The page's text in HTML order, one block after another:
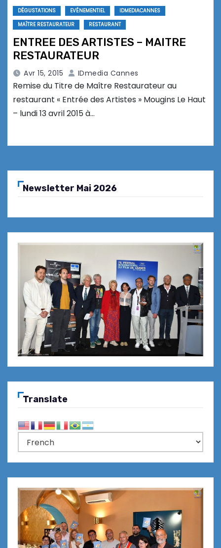
DÉGUSTATIONS EVÉNEMENTIEL
IDMEDIACANNES
MAÎTRE RESTAURATEUR
RESTAURANT
ENTREE DES ARTISTES – MAITRE
RESTAURATEUR
Avr 15, 2015 IDmedia Cannes
Remise du Titre de Maître Restaurateur au
restaurant « Entrée des Artistes » Mougins Le Haut
– lundi 13 avril 2015 à…
Newsletter Mai 2026
Translate